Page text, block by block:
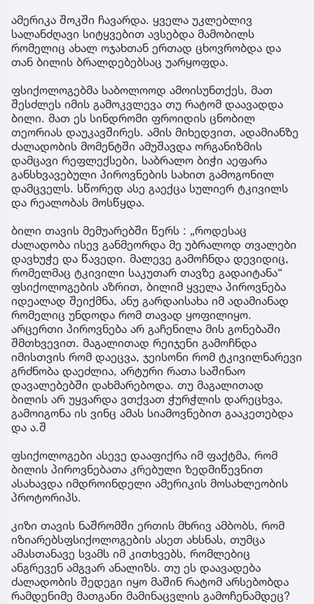
ამერიკა შოკში ჩავარდა. ყველა უკლებლივ
სალანძღავი სიტყვებით ავსებდა მამობილს
რომელიც ახალ ოჯახთან ერთად ცხოვრობდა და
თან ბილის ბრალდებებსაც უარყოფდა.
ფსიქოლოგებმა საბოლოოდ ამოისუნთქეს, მათ
შესძლეს იმის გამოკვლევა თუ რატომ დაავადდა
ბილი. მათ ეს სინდრომი ფროიდის ცნობილ
თეორიას დაუკავშირეს. ამის მიხედვით, ადამიანზე
ძალადობის მომენტში ამუშავდა ორგანიზმის
დამცავი რეფლექსები, საბრალო ბიჭი აეფარა
განსხვავებული პიროვნების სახით გამოგონილ
დამცველს. სწორედ ასე გაექცა სულიერ ტკივილს
და რეალობას მოსწყდა.
ბილი თავის მემუარებში წერს : „როდესაც
ძალადობა ისევ განმეორდა მე უბრალოდ თვალები
დავხუჭე და წავედი. მალევე გამოჩნდა დევიდიც,
რომელმაც ტკივილი საკუთარ თავზე გადაიტანა“
ფსიქოლოგების აზრით, ბილიმ ყველა პიროვნება
იდეალად შეიქმნა, ანუ გარდაისახა იმ ადამიანად
რომელიც უნდოდა რომ თავად ყოფილიყო.
არცერთი პიროვნება არ გაჩენილა მის გონებაში
შმთხვევით. მაგალითად რეიჯენი გამოჩნდა
იმისთვის რომ დაეცვა, ჯეისონი რომ ტკივილნარევი
გრძნობა დაეძლია, არტური რათა საშინაო
დავალებებში დახმარებოდა. თუ მაგალითად
ბილის არ უყვარდა ვთქვათ ჭურჭლის დარეცხვა,
გამოიგონა ის ვინც ამას სიამოვნებით გააკეთებდა
და ა.შ
ფსიქოლოგები ასევე დააფიქრა იმ ფაქტმა, რომ
ბილის პიროვნებათა კრებული ზედმიწევნით
ასახავდა იმდროინდელი ამერიკის მოსახლეობის
პროტორიპს.
კიზი თავის ნაშრომში ერთის მხრივ ამბობს, რომ
იზიარებსფსიქოლოგების ასეთ ახსნას, თუმცა
ამასთანავე სვამს იმ კითხვებს, რომლებიც
ანგრევენ ამგვარ ანალიზს. თუ ეს დაავადება
ძალადობის შედეგი იყო მაშინ რატომ არსებობდა
რამდენიმე მათგანი მამინაცვლის გამოჩენამდეც?